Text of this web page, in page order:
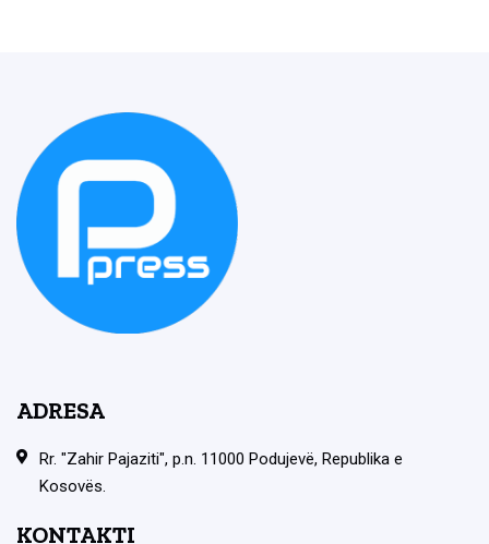
ADRESA
Rr. "Zahir Pajaziti", p.n. 11000 Podujevë, Republika e
Kosovës.
KONTAKTI